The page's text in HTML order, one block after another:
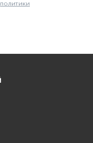
политики